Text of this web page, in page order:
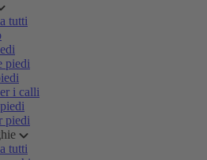
tutti
piedi
i calli
piedi
tutti